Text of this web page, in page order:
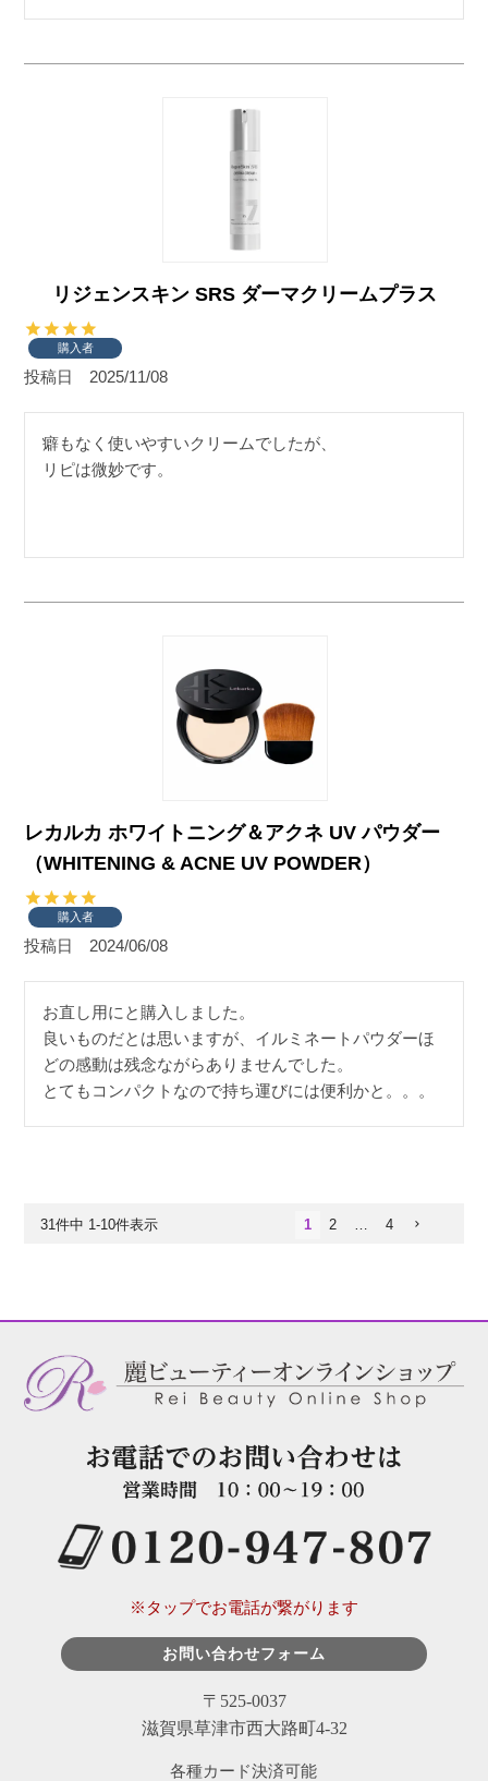
リジェンスキン SRS ダーマクリームプラス
購入者
投稿日 2025/11/08
癖もなく使いやすいクリームでしたが、
レカルカ ホワイトニング＆アクネ UV パウダー
（WHITENING & ACNE UV POWDER）
購入者
投稿日 2024/06/08
お直し用にと購入しました。
良いものだとは思いますが、イルミネートパウダーほ
どの感動は残念ながらありませんでした。
とてもコンパクトなので持ち運びには便利かと。。。
31件中 1-10件表示 1 2 4
※タップでお電話が繋がります
お問い合わせフォーム
〒525-0037
滋賀県草津市西大路町4-32
各種カード決済可能